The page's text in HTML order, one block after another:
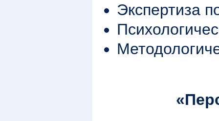
Экспертиза